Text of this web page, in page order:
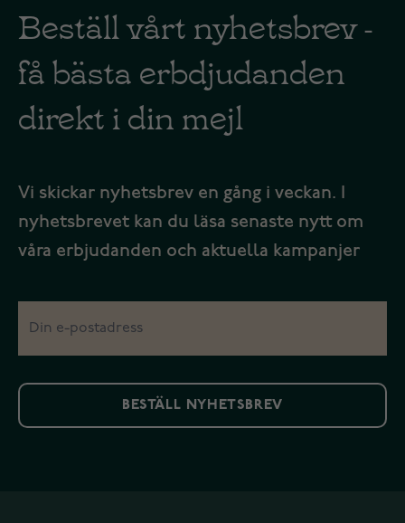
Beställ vårt nyhetsbrev -
få bästa erbdjudanden
direkt i din mejl
Vi skickar nyhetsbrev en gång i veckan. I
nyhetsbrevet kan du läsa senaste nytt om
våra erbjudanden och aktuella kampanjer
BESTÄLL NYHETSBREV